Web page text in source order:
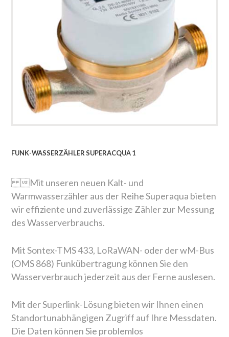
FUNK-WASSERZÄHLER SUPERACQUA 1
Mit unseren neuen Kalt- und
Warmwasserzähler aus der Reihe Superaqua bieten
wir effiziente und zuverlässige Zähler zur Messung
des Wasserverbrauchs.
Mit Sontex-TMS 433, LoRaWAN- oder der wM-Bus
(OMS 868) Funkübertragung können Sie den
Wasserverbrauch jederzeit aus der Ferne auslesen.
Mit der Superlink-Lösung bieten wir Ihnen einen
Standortunabhängigen Zugriff auf Ihre Messdaten.
Die Daten können Sie problemlos